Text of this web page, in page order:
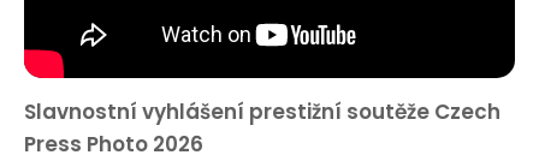
Slavnostní vyhlášení prestižní soutěže Czech
Press Photo 2026